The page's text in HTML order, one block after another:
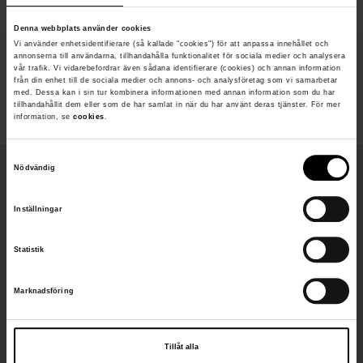
Denna webbplats använder cookies
Vi använder enhetsidentifierare (så kallade "cookies") för att anpassa innehållet och
annonserna till användarna, tillhandahålla funktionalitet för sociala medier och analysera
vår trafik. Vi vidarebefordrar även sådana identifierare (cookies) och annan information
från din enhet till de sociala medier och annons- och analysföretag som vi samarbetar
med. Dessa kan i sin tur kombinera informationen med annan information som du har
tillhandahållit dem eller som de har samlat in när du har använt deras tjänster. För mer
information, secookies.
Nödvändig
Inställningar
Statistik
Marknadsföring
Tillåt alla
resultat. Gick därefter till Trelleborg där
befälhavaren och mässpojken fick vård på
sjukhuset.
Byggd
Längd